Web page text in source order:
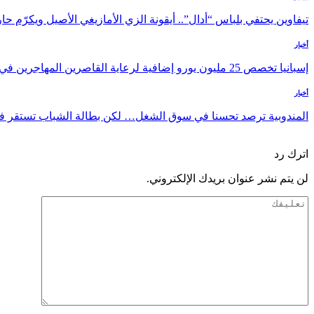
تيفاوين يحتفي بلباس “أدال”.. أيقونة الزي الأمازيغي الأصيل
أخبار
إسبانيا تخصص 25 مليون يورو إضافية لرعاية القاصرين المهاجرين في سبتة
أخبار
المندوبية ترصد تحسنا في سوق الشغل… لكن بطالة الشباب تستقر فوق
اترك رد
لن يتم نشر عنوان بريدك الإلكتروني.